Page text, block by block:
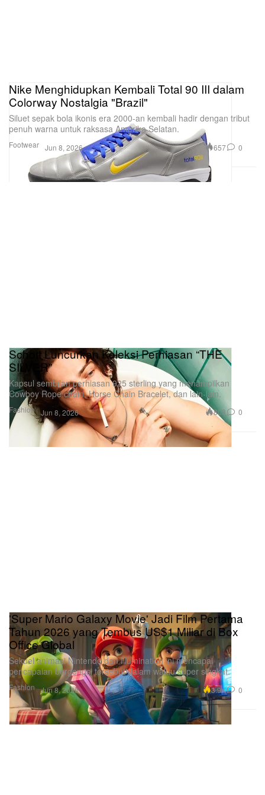
Footwear
Nike Menghidupkan Kembali Total 90 III dalam
Colorway Nostalgia "Brazil"
Siluet sepak bola ikonis era 2000-an kembali hadir dengan tribut
penuh warna untuk raksasa Amerika Selatan.
Jun 8, 2026 657 0
Fashion
Schott Luncurkan Koleksi Perhiasan “THE
SILVER”
Kapsul sembilan perhiasan 925 sterling yang menampilkan
Cowboy Rope chain, Horse Chain Bracelet, dan lain-lain.
Jun 8, 2026 803 0
Fashion
'Super Mario Galaxy Movie' Jadi Film Pertama
Tahun 2026 yang Tembus US$1 Miliar di Box
Office Global
Sekuel animasi Nintendo dan Illumination ini mencapai
pencapaian bergengsi tersebut dalam waktu super singkat.
Jun 8, 2026 3.9K 0